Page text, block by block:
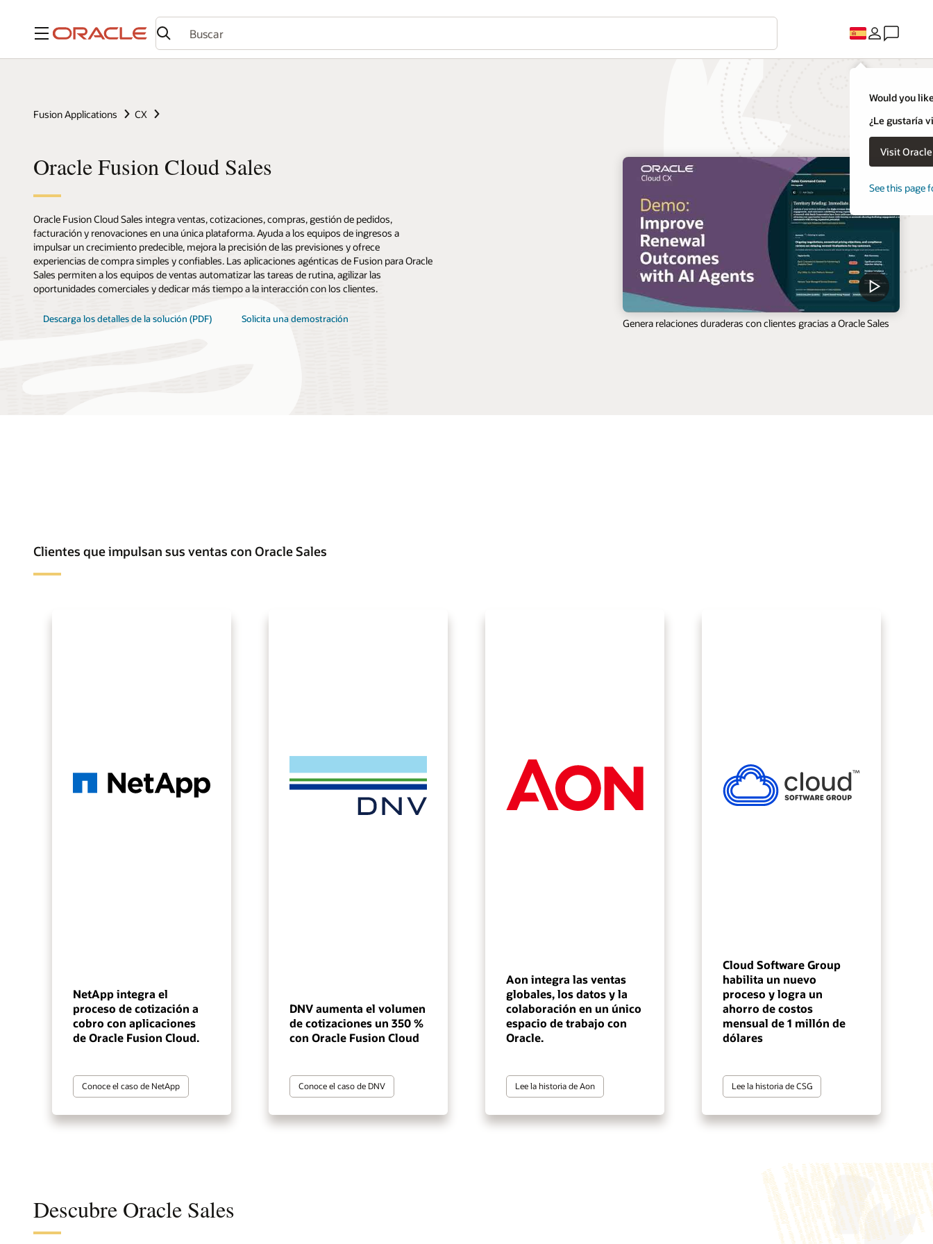
Menú
Would you
¿Le gustaría
Visit
See this page
Fusion Applications CX
Oracle Fusion Cloud Sales
Oracle Fusion Cloud Sales integra ventas, cotizaciones, compras, gestión de pedidos,
facturación y renovaciones en una única plataforma. Ayuda a los equipos de ingresos a
impulsar un crecimiento predecible, mejora la precisión de las previsiones y ofrece
experiencias de compra simples y confiables. Las aplicaciones agénticas de Fusion para Oracle
Sales permiten a los equipos de ventas automatizar las tareas de rutina, agilizar las
oportunidades comerciales y dedicar más tiempo a la interacción con los clientes.
Descarga los detalles de la solución (PDF) Solicita una demostración Genera relaciones duraderas con clientes gracias a Oracle Sales
Clientes que impulsan sus ventas con Oracle Sales
NetApp integra el
proceso de cotización a
cobro con aplicaciones
de Oracle Fusion Cloud.
Conoce el caso de NetApp
DNV aumenta el volumen
de cotizaciones un 350 %
con Oracle Fusion Cloud
Conoce el caso de DNV
Aon integra las ventas
globales, los datos y la
colaboración en un único
espacio de trabajo con
Oracle.
Lee la historia de Aon
Cloud Software Group
habilita un nuevo
proceso y logra un
ahorro de costos
mensual de 1 millón de
dólares
Lee la historia de CSG
Descubre Oracle Sales